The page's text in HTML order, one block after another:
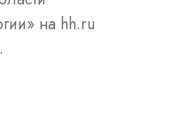
на hh.ru